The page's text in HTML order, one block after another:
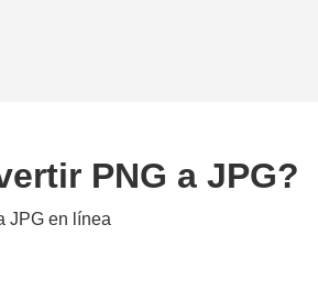
PNG a JPG?
JPG en línea